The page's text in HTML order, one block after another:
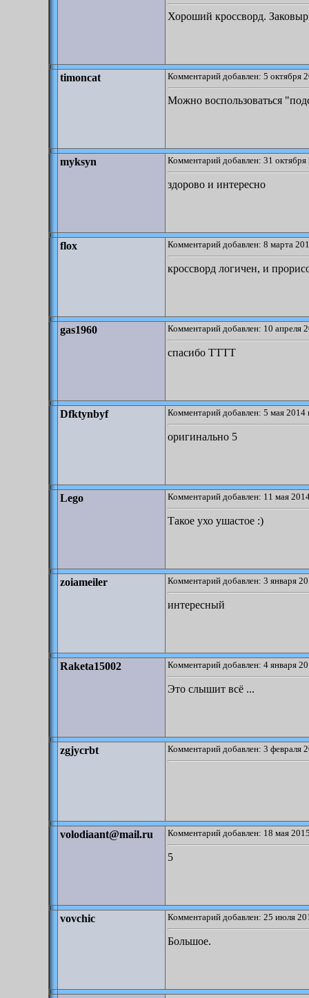
Хороший кроссворд.
timoncat Комментарий добавлен: 5 октября
Можно воспользоваться
myksyn Комментарий добавлен: 31
здорово и интересно
flox Комментарий добавлен: 8 марта
кроссворд логичен, и
gas1960 Комментарий добавлен: 10 апреля
спасибо ТТТТ
Dfktynbyf Комментарий добавлен: 5 мая 2014
оригинально 5
Lego Комментарий добавлен: 11 мая
Такое ухо ушастое :)
zoiameiler Комментарий добавлен: 3 января
интересный
Raketa15002 Комментарий добавлен: 4 января
Это слышит всё ...
zgjycrbt Комментарий добавлен: 3 февраля
volodiaant@mail.ru Комментарий добавлен: 18 мая
5
vovchic Комментарий добавлен: 25 июля
Большое.